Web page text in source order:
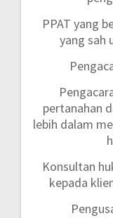
PPAT yang
yang sah
pertanahan
lebih dalam
Konsultan
kepada